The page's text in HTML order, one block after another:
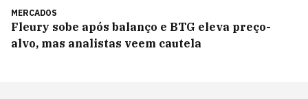
MERCADOS
Fleury sobe após balanço e BTG eleva preço-
alvo, mas analistas veem cautela